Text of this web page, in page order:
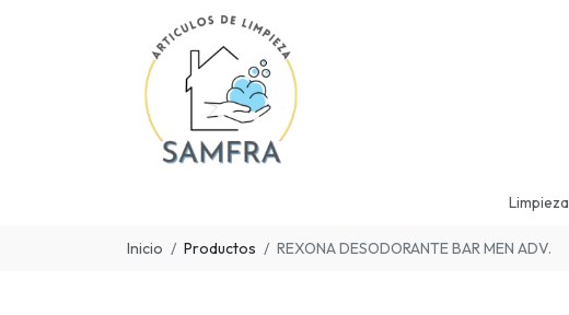
Limpieza
Inicio Productos REXONA DESODORANTE BAR MEN ADV.